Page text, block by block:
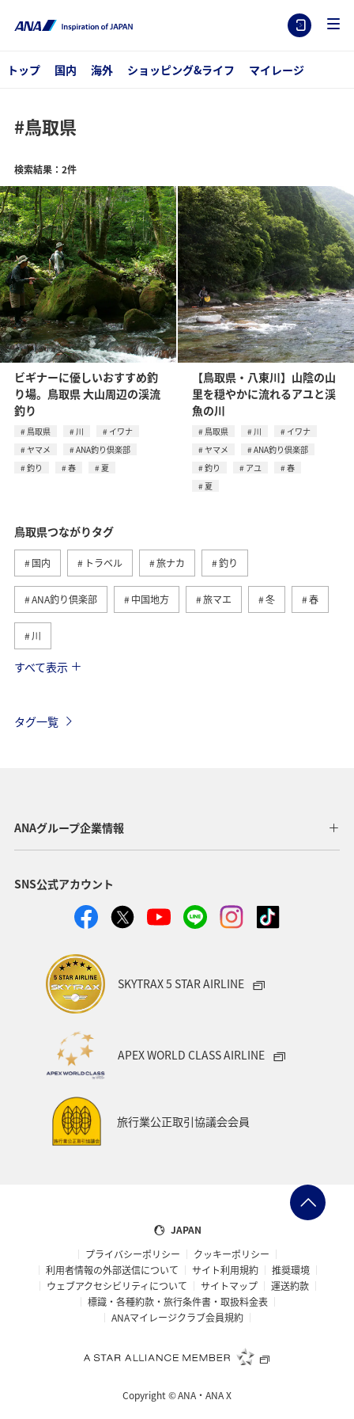
トップ 国内 海外 ショッピング&ライフ マイレージ
#鳥取県
検索結果：2件
ビギナーに優しいおすすめ釣
り場。鳥取県 大山周辺の渓流
釣り
鳥取県 川
イワナ
ヤマメ
ANA釣り倶楽部
釣り
春 夏
【鳥取県・八東川】山陰の山
里を穏やかに流れるアユと渓
魚の川
鳥取県 川
イワナ
ヤマメ
ANA釣り倶楽部
釣り
アユ
春
夏
鳥取県つながりタグ
国内 トラベル 旅ナカ 釣り
ANA釣り倶楽部 中国地方 旅マエ 冬 春
川
イワナ
すべて表示
タグ一覧
ANAグループ企業情報
SNS公式アカウント
SKYTRAX 5 STAR AIRLINE
APEX WORLD CLASS AIRLINE
旅行業公正取引協議会会員
JAPAN
プライバシーポリシー
クッキーポリシー
利用者情報の外部送信について
サイト利用規約
推奨環境
ウェブアクセシビリティについて
サイトマップ
運送約款
標識・各種約款・旅行条件書・取扱料金表
ANAマイレージクラブ会員規約
Copyright ©ANA・ANA X